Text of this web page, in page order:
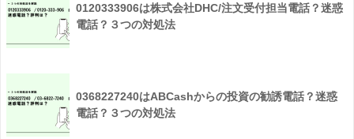
0120333906は株式会社DHC/注文受付担当電話？迷惑
電話？３つの対処法
0368227240はABCashからの投資の勧誘電話？迷惑
電話？３つの対処法